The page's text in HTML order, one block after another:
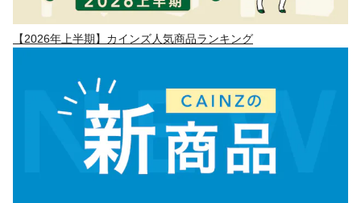
【2026年上半期】カインズ人気商品ランキング